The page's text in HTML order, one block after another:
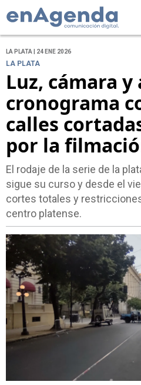
LA PLATA | 24 ENE 2026
LA PLATA
Luz, cámara y
cronograma
calles
por la
El rodaje de la serie de la
sigue su curso y desde el
cortes totales y
centro platense.